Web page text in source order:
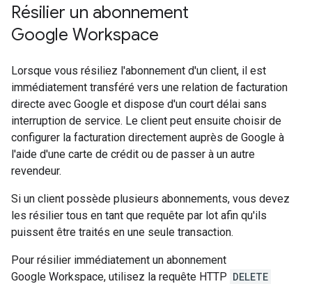
Résilier un abonnement
Google Workspace
Lorsque vous résiliez l'abonnement d'un client, il est
immédiatement transféré vers une relation de facturation
directe avec Google et dispose d'un court délai sans
interruption de service. Le client peut ensuite choisir de
configurer la facturation directement auprès de Google à
l'aide d'une carte de crédit ou de passer à un autre
revendeur.
Si un client possède plusieurs abonnements, vous devez
les résilier tous en tant que requête par lot afin qu'ils
puissent être traités en une seule transaction.
Pour résilier immédiatement un abonnement
Google Workspace, utilisez la requête HTTP DELETE